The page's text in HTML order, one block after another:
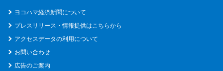
ヨコハマ経済新聞について
プレスリリース・情報提供はこちらから
アクセスデータの利用について
お問い合わせ
広告のご案内